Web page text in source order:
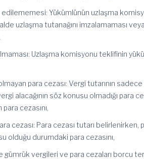
edilememesi: Yükümlünün uzlaşma
uzlaşma tutanağını imzalamaması
Uzlaşma komisyonu teklifinin
para cezası: Vergi tutarının
alacağının söz konusu olmadığı para
cezasını,
cezası: Para cezası tutarı
olduğu durumdaki para cezasını,
gümrük vergileri ve para cezaları borcu